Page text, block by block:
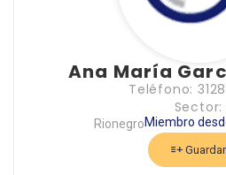
Ana María
Teléfono:
Sector:
RionegroMiembro
Guardar